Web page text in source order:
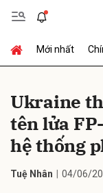
Mới nhất
Ukraine
tên lửa
hệ thống
Tuệ Nhân 04/06/
Gửi bình luận